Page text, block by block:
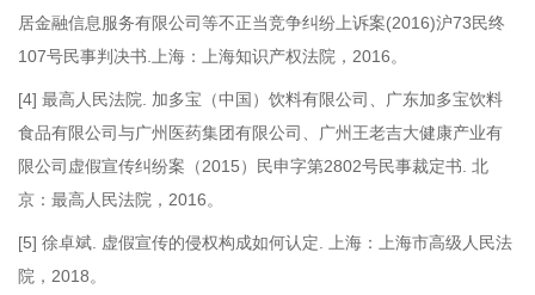
居金融信息服务有限公司等不正当竞争纠纷上诉案(2016)沪73民终
107号民事判决书.上海：上海知识产权法院，2016。
[4] 最高人民法院. 加多宝（中国）饮料有限公司、广东加多宝饮料
食品有限公司与广州医药集团有限公司、广州王老吉大健康产业有
限公司虚假宣传纠纷案（2015）民申字第2802号民事裁定书. 北
京：最高人民法院，2016。
[5] 徐卓斌. 虚假宣传的侵权构成如何认定. 上海：上海市高级人民法
院，2018。